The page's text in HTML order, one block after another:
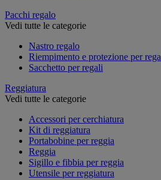
Pacchi regalo
Vedi tutte le categorie
Nastro regalo
Riempimento e protezione per
Sacchetto per regali
Reggiatura
Vedi tutte le categorie
Accessori per cerchiatura
Kit di reggiatura
Portabobine per reggia
Reggia
Sigillo e fibbia per reggia
Utensile per reggiatura